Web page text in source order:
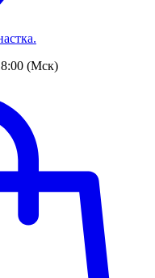
(Мск)